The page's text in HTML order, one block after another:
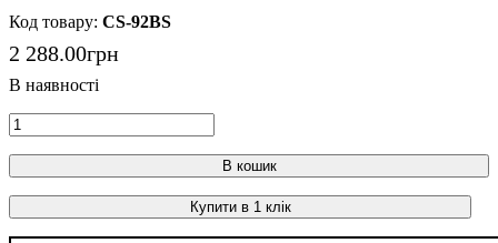
CS-92BS
2 288.00грн
В кошик
Купити в 1 клік